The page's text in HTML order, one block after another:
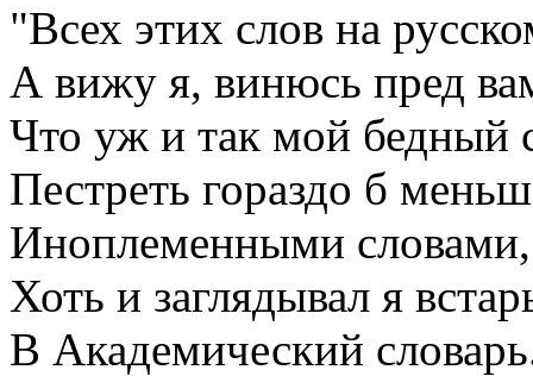
"Всех этих слов на
А вижу я, винюсь пред
Что уж и так мой бедный
Пестреть гораздо б
Иноплеменными словами,
Хоть и заглядывал я
В Академический